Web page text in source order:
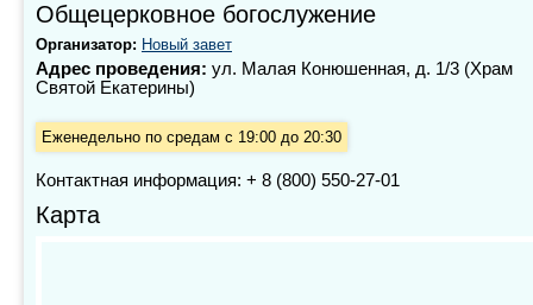
Общецерковное богослужение
Организатор: Новый завет
Адрес проведения: ул. Малая Конюшенная, д. 1/3 (Храм
Святой Екатерины)
Еженедельно по средам с 19:00 до 20:30
Контактная информация: + 8 (800) 550-27-01
Карта